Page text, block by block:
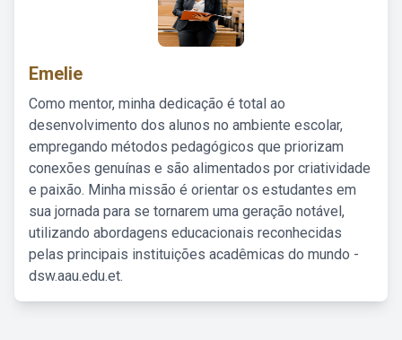
Emelie
Como mentor, minha dedicação é total ao
desenvolvimento dos alunos no ambiente escolar,
empregando métodos pedagógicos que priorizam
conexões genuínas e são alimentados por criatividade
e paixão. Minha missão é orientar os estudantes em
sua jornada para se tornarem uma geração notável,
utilizando abordagens educacionais reconhecidas
pelas principais instituições acadêmicas do mundo -
dsw.aau.edu.et.